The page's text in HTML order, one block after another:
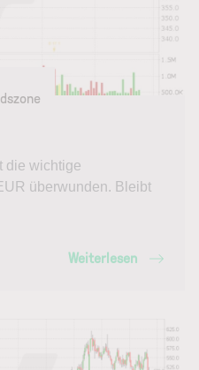
die wichtige
überwunden. Bleibt
Weiterlesen